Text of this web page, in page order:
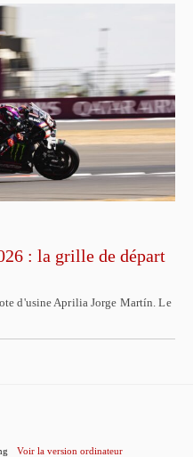
: la grille de départ
d'usine Aprilia Jorge Martín. Le
Voir la version ordinateur